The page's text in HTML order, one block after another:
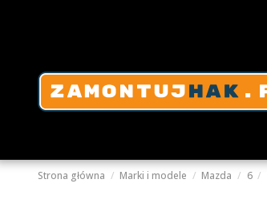
Strona główna Marki i modele Mazda 6